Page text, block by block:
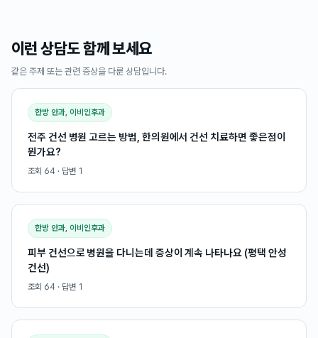
이런 상담도 함께 보세요
같은 주제 또는 관련 증상을 다룬 상담입니다.
한방 안과, 이비인후과
전주 건선 병원 고르는 방법, 한의원에서 건선 치료하면 좋은점이
뭔가요?
조회 64 · 답변 1
한방 안과, 이비인후과
피부 건선으로 병원을 다니는데 증상이 계속 나타나요 (평택 안성
건선)
조회 64 · 답변 1